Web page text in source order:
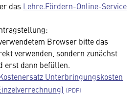
das Lehre.Fördern-Online-Service
Browser bitte das
verwenden, sondern zunächst
erst dann befüllen.
Unterbringungskosten